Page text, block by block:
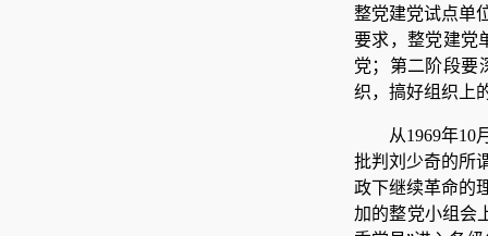
整党建党试点单
要求，整党建党
党；第二阶段要
织，搞好组织上
从1969年10
批判刘少奇的所
政下继续革命的
加的整党小组会